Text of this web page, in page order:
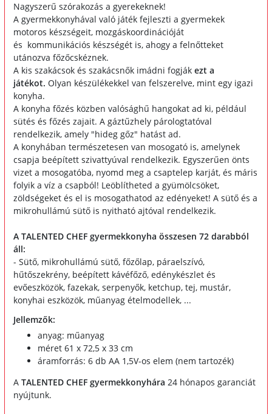
Nagyszerű szórakozás a gyerekeknek!
A gyermekkonyhával való játék fejleszti a gyermekek
motoros készségeit, mozgáskoordinációját
és kommunikációs készségét is, ahogy a felnőtteket
utánozva főzőcskéznek.
A kis szakácsok és szakácsnők imádni fogják ezt a
játékot. Olyan készülékekkel van felszerelve, mint egy igazi
konyha.
A konyha főzés közben valósághű hangokat ad ki, például
sütés és főzés zajait. A gáztűzhely párologtatóval
rendelkezik, amely "hideg gőz" hatást ad.
A konyhában természetesen van mosogató is, amelynek
csapja beépített szivattyúval rendelkezik. Egyszerűen önts
vizet a mosogatóba, nyomd meg a csaptelep karját, és máris
folyik a víz a csapból! Leöblítheted a gyümölcsöket,
zöldségeket és el is mosogathatod az edényeket! A sütő és a
mikrohullámú sütő is nyitható ajtóval rendelkezik.
A TALENTED CHEF gyermekkonyha összesen 72 darabból
áll:
- Sütő, mikrohullámú sütő, főzőlap, páraelszívó,
hűtőszekrény, beépített kávéfőző, edénykészlet és
evőeszközök, fazekak, serpenyők, ketchup, tej, mustár,
konyhai eszközök, műanyag ételmodellek, ...
Jellemzők:
anyag: műanyag
méret 61 x 72,5 x 33 cm
áramforrás: 6 db AA 1,5V-os elem (nem tartozék)
A TALENTED CHEF gyermekkonyhára 24 hónapos garanciát
nyújtunk.